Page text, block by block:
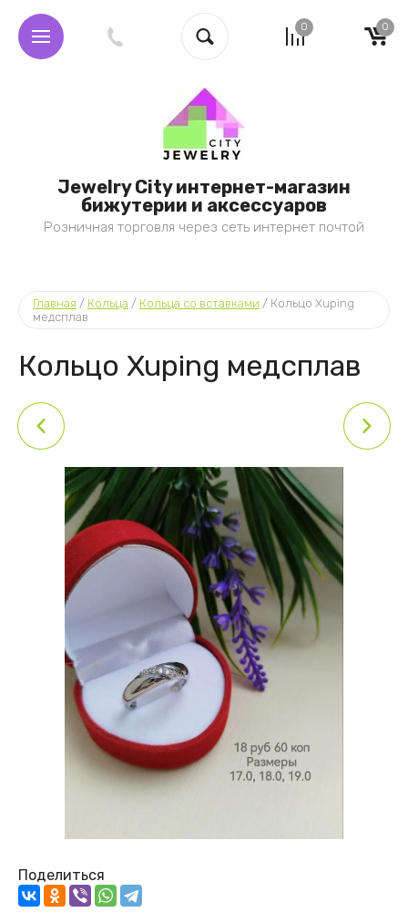
0 0
Jewelry City интернет-магазин
бижутерии и аксессуаров
Розничная торговля через сеть интернет почтой
Главная / Кольца / Кольца со вставками / Кольцо Xuping
медсплав
Кольцо Xuping медсплав
Поделиться